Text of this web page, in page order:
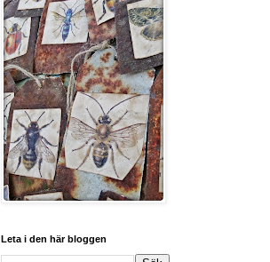
Leta i den här bloggen